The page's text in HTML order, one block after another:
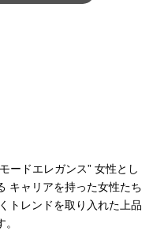
ードエレガンス” 女性とし
キャリアを持った女性たち
トレンドを取り入れた上品